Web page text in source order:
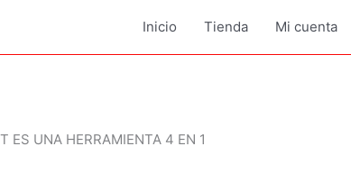
Inicio Tienda Mi cuenta
ES UNA HERRAMIENTA 4 EN 1